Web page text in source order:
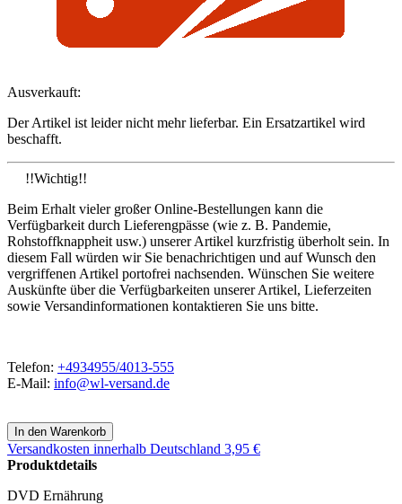
Ausverkauft:
Der Artikel ist leider nicht mehr lieferbar. Ein Ersatzartikel wird
beschafft.
!!Wichtig!!
Beim Erhalt vieler großer Online-Bestellungen kann die
Verfügbarkeit durch Lieferengpässe (wie z. B. Pandemie,
Rohstoffknappheit usw.) unserer Artikel kurzfristig überholt sein. In
diesem Fall würden wir Sie benachrichtigen und auf Wunsch den
vergriffenen Artikel portofrei nachsenden. Wünschen Sie weitere
Auskünfte über die Verfügbarkeiten unserer Artikel, Lieferzeiten
sowie Versandinformationen kontaktieren Sie uns bitte.
Telefon: +4934955/4013-555
E-Mail: info@wl-versand.de
Versandkosten innerhalb Deutschland 3,95 €
Produktdetails
DVD Ernährung